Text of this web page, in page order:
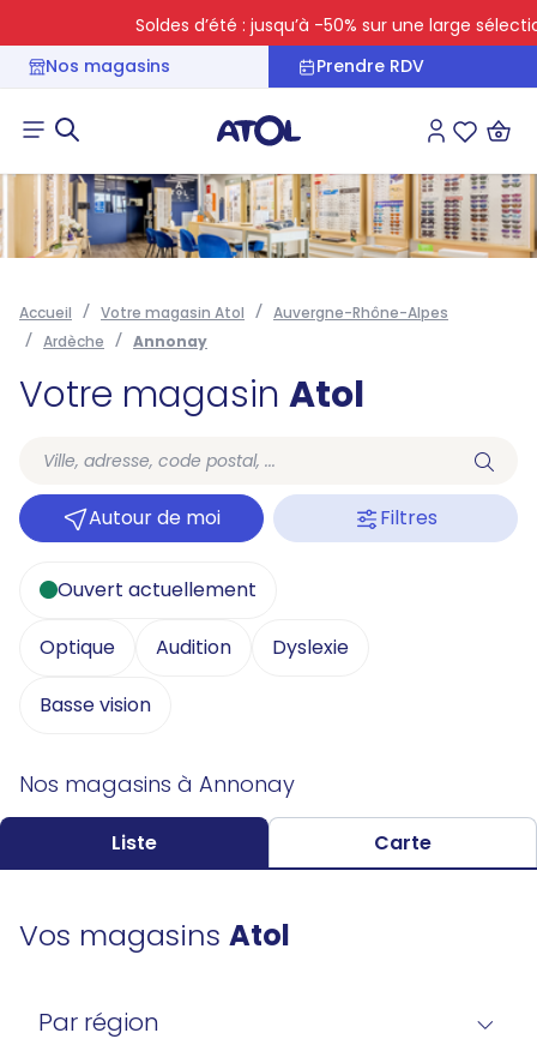
Soldes d’été : jusqu’à -50% sur une large sélection
Nos magasins
Prendre RDV
Connexion
Accueil Votre magasin Atol
Auvergne-Rhône-Alpes
Ardèche
Annonay
Votre magasin Atol
Autour de moi Filtres
Ouvert actuellement
Optique Audition Dyslexie
Basse vision
Nos magasins à Annonay
Liste Carte
Vos magasins Atol
Par région